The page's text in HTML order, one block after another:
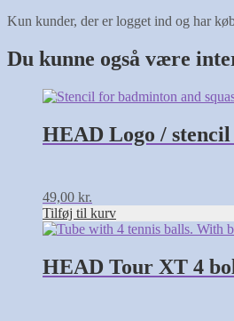
Kun kunder, der er logget ind og har
Du kunne også være
HEAD Logo / stencil
49,00 kr.
Tilføj til kurv
HEAD Tour XT 4